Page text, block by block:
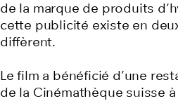
de la marque de produits
cette publicité existe en
diffèrent.
Le film a bénéficié d’une
de la Cinémathèque suisse